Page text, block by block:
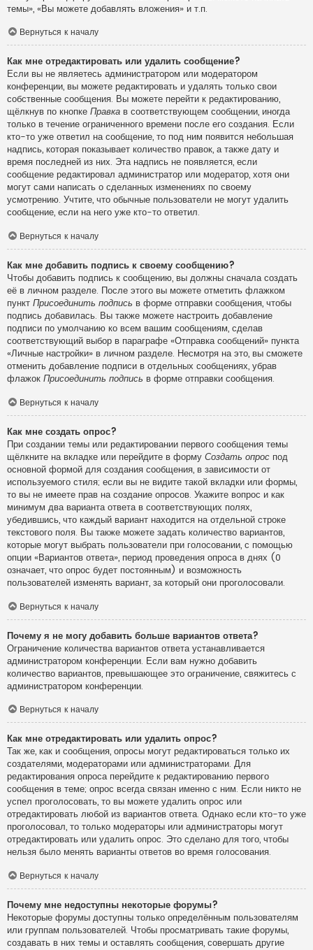
темы», «Вы можете добавлять вложения» и т.п.
Вернуться к началу
Как мне отредактировать или удалить сообщение?
Если вы не являетесь администратором или модератором
конференции, вы можете редактировать и удалять только свои
собственные сообщения. Вы можете перейти к редактированию,
щёлкнув по кнопке Правка в соответствующем сообщении, иногда
только в течение ограниченного времени после его создания. Если
кто-то уже ответил на сообщение, то под ним появится небольшая
надпись, которая показывает количество правок, а также дату и
время последней из них. Эта надпись не появляется, если
сообщение редактировал администратор или модератор, хотя они
могут сами написать о сделанных изменениях по своему
усмотрению. Учтите, что обычные пользователи не могут удалить
сообщение, если на него уже кто-то ответил.
Вернуться к началу
Как мне добавить подпись к своему сообщению?
Чтобы добавить подпись к сообщению, вы должны сначала создать
её в личном разделе. После этого вы можете отметить флажком
пункт Присоединить подпись в форме отправки сообщения, чтобы
подпись добавилась. Вы также можете настроить добавление
подписи по умолчанию ко всем вашим сообщениям, сделав
соответствующий выбор в параграфе «Отправка сообщений» пункта
«Личные настройки» в личном разделе. Несмотря на это, вы сможете
отменить добавление подписи в отдельных сообщениях, убрав
флажок Присоединить подпись в форме отправки сообщения.
Вернуться к началу
Как мне создать опрос?
При создании темы или редактировании первого сообщения темы
щёлкните на вкладке или перейдите в форму Создать опрос под
основной формой для создания сообщения, в зависимости от
используемого стиля; если вы не видите такой вкладки или формы,
то вы не имеете прав на создание опросов. Укажите вопрос и как
минимум два варианта ответа в соответствующих полях,
убедившись, что каждый вариант находится на отдельной строке
текстового поля. Вы также можете задать количество вариантов,
которые могут выбрать пользователи при голосовании, с помощью
опции «Вариантов ответа», период проведения опроса в днях (0
означает, что опрос будет постоянным) и возможность
пользователей изменять вариант, за который они проголосовали.
Вернуться к началу
Почему я не могу добавить больше вариантов ответа?
Ограничение количества вариантов ответа устанавливается
администратором конференции. Если вам нужно добавить
количество вариантов, превышающее это ограничение, свяжитесь с
администратором конференции.
Вернуться к началу
Как мне отредактировать или удалить опрос?
Так же, как и сообщения, опросы могут редактироваться только их
создателями, модераторами или администраторами. Для
редактирования опроса перейдите к редактированию первого
сообщения в теме; опрос всегда связан именно с ним. Если никто не
успел проголосовать, то вы можете удалить опрос или
отредактировать любой из вариантов ответа. Однако если кто-то уже
проголосовал, то только модераторы или администраторы могут
отредактировать или удалить опрос. Это сделано для того, чтобы
нельзя было менять варианты ответов во время голосования.
Вернуться к началу
Почему мне недоступны некоторые форумы?
Некоторые форумы доступны только определённым пользователям
или группам пользователей. Чтобы просматривать такие форумы,
создавать в них темы и оставлять сообщения, совершать другие